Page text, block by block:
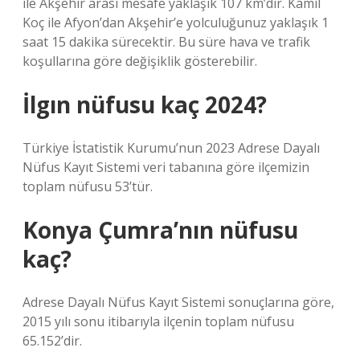
Koç ile Afyon’dan Akşehir’e yolculuğunuz yaklaşık 1
saat 15 dakika sürecektir. Bu süre hava ve trafik
koşullarına göre değişiklik gösterebilir.
İlgın nüfusu kaç 2024?
Türkiye İstatistik Kurumu’nun 2023 Adrese Dayalı
Nüfus Kayıt Sistemi veri tabanına göre ilçemizin
toplam nüfusu 53’tür.
Konya Çumra’nın nüfusu
kaç?
Adrese Dayalı Nüfus Kayıt Sistemi sonuçlarına göre,
2015 yılı sonu itibarıyla ilçenin toplam nüfusu
65.152’dir.